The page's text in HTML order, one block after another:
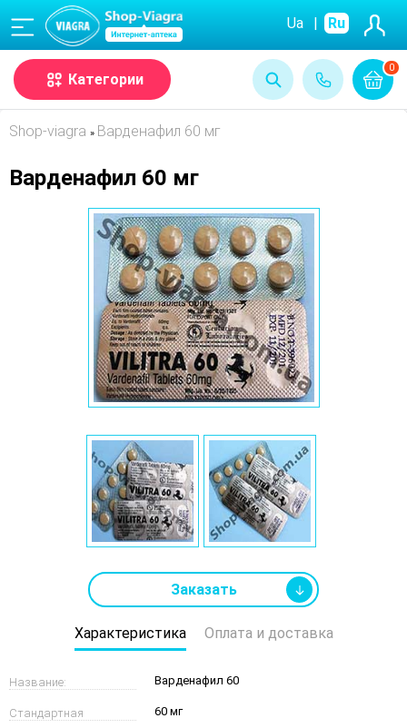
0
(068) Ua | Ru
Категории
Shop-viagra » Варденафил 60 мг
Варденафил 60 мг
Характеристика Оплата и доставка
Заказать
Название: Варденафил 60
Стандартная 60 мг